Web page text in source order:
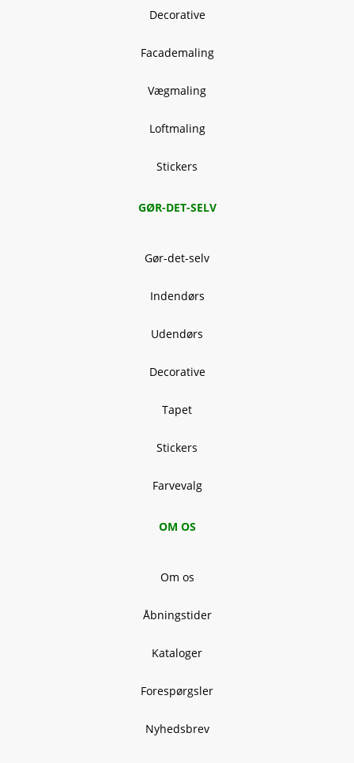
Decorative
Facademaling
Vægmaling
Loftmaling
Stickers
GØR-DET-SELV
Gør-det-selv
Indendørs
Udendørs
Decorative
Tapet
Stickers
Farvevalg
OM OS
Om os
Åbningstider
Kataloger
Forespørgsler
Nyhedsbrev